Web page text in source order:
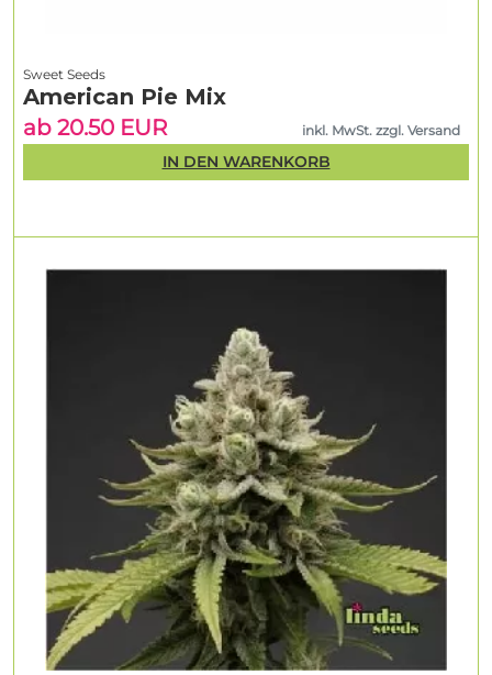
Sweet Seeds
American Pie Mix
ab 20.50 EUR
inkl. MwSt. zzgl. Versand
IN DEN WARENKORB